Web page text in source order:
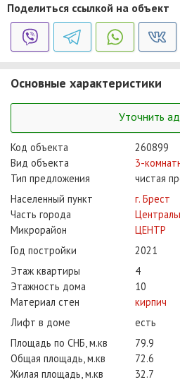
Поделиться ссылкой на объект
Основные характеристики
Уточнить
Код объекта
260899
Вид объекта
3-
Тип предложения
чистая
Населенный пункт
г. Брест
Часть города
Микрорайон
ЦЕНТР
Год постройки
2021
Этаж квартиры
4
Этажность дома
10
Материал стен
кирпич
Лифт в доме
есть
Площадь по СНБ, м.кв
79.9
Общая площадь, м.кв
72.6
Жилая площадь, м.кв
32.7